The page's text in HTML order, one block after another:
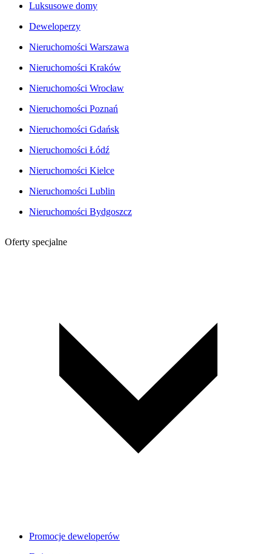
Luksusowe domy
Deweloperzy
Nieruchomości Warszawa
Nieruchomości Kraków
Nieruchomości Wrocław
Nieruchomości Poznań
Nieruchomości Gdańsk
Nieruchomości Łódź
Nieruchomości Kielce
Nieruchomości Lublin
Nieruchomości Bydgoszcz
Oferty specjalne
Promocje deweloperów